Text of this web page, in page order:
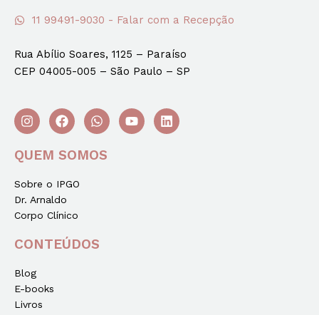
11 99491-9030 - Falar com a Recepção
Rua Abílio Soares, 1125 – Paraíso
CEP 04005-005 – São Paulo – SP
QUEM SOMOS
Sobre o IPGO
Dr. Arnaldo
Corpo Clínico
CONTEÚDOS
Blog
E-books
Livros